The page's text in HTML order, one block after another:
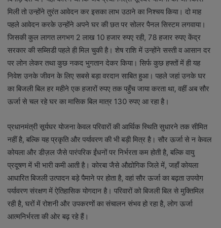
मिली तो उन्होंने तुरंत आवेदन कर इसका लाभ उठाने का निश्चय किया। दो माह
पहले आवेदन करके उन्होंने अपने घर की छत पर सोलर पैनल सिस्टम लगवाया।
जिसकी कुल लागत लगभग 2 लाख 10 हजार रुपए रही, 78 हजार रुपए केंद्र
सरकार की सब्सिडी पहले ही मिल चुकी है। शेष राशि में उन्होंने सस्ती व आसान दर
पर लोन लेकर तथा कुछ नकद भुगतान देकर किया। सिर्फ कुछ हफ्तों में ही यह
निवेश उनके जीवन के लिए सबसे बड़ा वरदान साबित हुआ। पहले जहां उनके घर
का बिजली बिल हर महीने एक हजारों रुपए तक पहुँच जाया करता था, वहीं अब सौर
ऊर्जा से चल रहे घर का मासिक बिल मात्र 130 रुपए आ रहा है।
प्रधानमंत्री सूर्यघर योजना केवल परिवारों की आर्थिक स्थिति सुधारने तक सीमित
नहीं है, बल्कि यह प्रकृति और पर्यावरण की भी बड़ी मित्र है। सौर ऊर्जा से न केवल
कोयला और डीज़ल जैसे पारंपरिक ईंधनों पर निर्भरता कम होती है, बल्कि वायु
प्रदूषण में भी भारी कमी आती है। कोरबा जैसे औद्योगिक जिले में, जहाँ कोयला
आधारित बिजली उत्पादन बड़े पैमाने पर होता है, वहां सौर ऊर्जा का बढ़ता उपयोग
पर्यावरण संरक्षण में ऐतिहासिक योगदान है। परिवारों को बिजली बिल से मुक्तिमिल
रही है, घरों में रोशनी और उपकरणों का संचालन संभव हो रहा है, लोग ऊर्जा
आत्मनिर्भरता की ओर बढ़ रहे हैं।